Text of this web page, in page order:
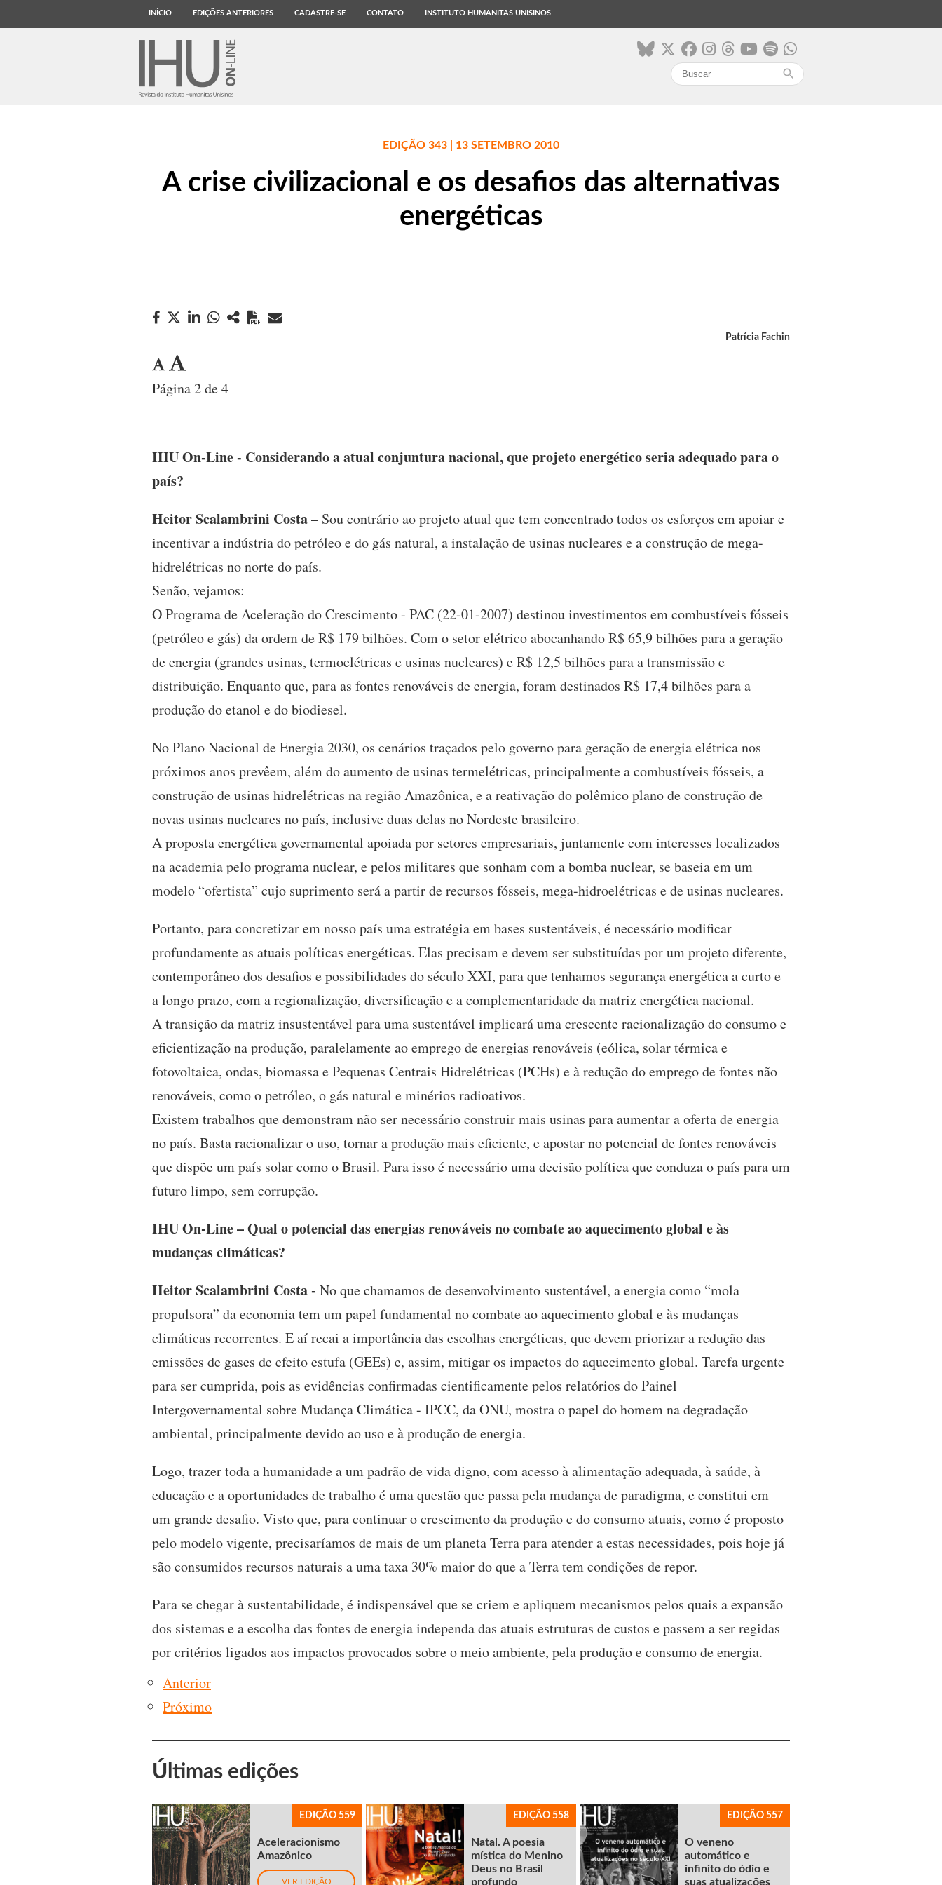
INÍCIO EDIÇÕES ANTERIORES CADASTRE-SE CONTATO INSTITUTO HUMANITAS UNISINOS
search
EDIÇÃO 343 | 13 SETEMBRO 2010
A crise civilizacional e os desafios das alternativas
energéticas
Patrícia Fachin
Página 2 de 4
IHU On-Line - Considerando a atual conjuntura nacional, que projeto energético seria adequado para o
país?
Heitor Scalambrini Costa – Sou contrário ao projeto atual que tem concentrado todos os esforços em apoiar e
incentivar a indústria do petróleo e do gás natural, a instalação de usinas nucleares e a construção de mega-
hidrelétricas no norte do país.
Senão, vejamos:
O Programa de Aceleração do Crescimento - PAC (22-01-2007) destinou investimentos em combustíveis fósseis
(petróleo e gás) da ordem de R$ 179 bilhões. Com o setor elétrico abocanhando R$ 65,9 bilhões para a geração
de energia (grandes usinas, termoelétricas e usinas nucleares) e R$ 12,5 bilhões para a transmissão e
distribuição. Enquanto que, para as fontes renováveis de energia, foram destinados R$ 17,4 bilhões para a
produção do etanol e do biodiesel.
No Plano Nacional de Energia 2030, os cenários traçados pelo governo para geração de energia elétrica nos
próximos anos prevêem, além do aumento de usinas termelétricas, principalmente a combustíveis fósseis, a
construção de usinas hidrelétricas na região Amazônica, e a reativação do polêmico plano de construção de
novas usinas nucleares no país, inclusive duas delas no Nordeste brasileiro.
A proposta energética governamental apoiada por setores empresariais, juntamente com interesses localizados
na academia pelo programa nuclear, e pelos militares que sonham com a bomba nuclear, se baseia em um
modelo “ofertista” cujo suprimento será a partir de recursos fósseis, mega-hidroelétricas e de usinas nucleares.
Portanto, para concretizar em nosso país uma estratégia em bases sustentáveis, é necessário modificar
profundamente as atuais políticas energéticas. Elas precisam e devem ser substituídas por um projeto diferente,
contemporâneo dos desafios e possibilidades do século XXI, para que tenhamos segurança energética a curto e
a longo prazo, com a regionalização, diversificação e a complementaridade da matriz energética nacional.
A transição da matriz insustentável para uma sustentável implicará uma crescente racionalização do consumo e
eficientização na produção, paralelamente ao emprego de energias renováveis (eólica, solar térmica e
fotovoltaica, ondas, biomassa e Pequenas Centrais Hidrelétricas (PCHs) e à redução do emprego de fontes não
renováveis, como o petróleo, o gás natural e minérios radioativos.
Existem trabalhos que demonstram não ser necessário construir mais usinas para aumentar a oferta de energia
no país. Basta racionalizar o uso, tornar a produção mais eficiente, e apostar no potencial de fontes renováveis
que dispõe um país solar como o Brasil. Para isso é necessário uma decisão política que conduza o país para um
futuro limpo, sem corrupção.
IHU On-Line – Qual o potencial das energias renováveis no combate ao aquecimento global e às
mudanças climáticas?
Heitor Scalambrini Costa - No que chamamos de desenvolvimento sustentável, a energia como “mola
propulsora” da economia tem um papel fundamental no combate ao aquecimento global e às mudanças
climáticas recorrentes. E aí recai a importância das escolhas energéticas, que devem priorizar a redução das
emissões de gases de efeito estufa (GEEs) e, assim, mitigar os impactos do aquecimento global. Tarefa urgente
para ser cumprida, pois as evidências confirmadas cientificamente pelos relatórios do Painel
Intergovernamental sobre Mudança Climática - IPCC, da ONU, mostra o papel do homem na degradação
ambiental, principalmente devido ao uso e à produção de energia.
Logo, trazer toda a humanidade a um padrão de vida digno, com acesso à alimentação adequada, à saúde, à
educação e a oportunidades de trabalho é uma questão que passa pela mudança de paradigma, e constitui em
um grande desafio. Visto que, para continuar o crescimento da produção e do consumo atuais, como é proposto
pelo modelo vigente, precisaríamos de mais de um planeta Terra para atender a estas necessidades, pois hoje já
são consumidos recursos naturais a uma taxa 30% maior do que a Terra tem condições de repor.
Para se chegar à sustentabilidade, é indispensável que se criem e apliquem mecanismos pelos quais a expansão
dos sistemas e a escolha das fontes de energia independa das atuais estruturas de custos e passem a ser regidas
por critérios ligados aos impactos provocados sobre o meio ambiente, pela produção e consumo de energia.
Anterior
Próximo
Últimas edições
EDIÇÃO 559
Aceleracionismo
Amazônico
VER EDIÇÃO
EDIÇÃO 558
Natal. A poesia
mística do Menino
Deus no Brasil
profundo
EDIÇÃO 557
O veneno
automático e
infinito do ódio e
suas atualizações